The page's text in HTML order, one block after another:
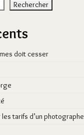
Rechercher
doit cesser
tarifs d’un photographe